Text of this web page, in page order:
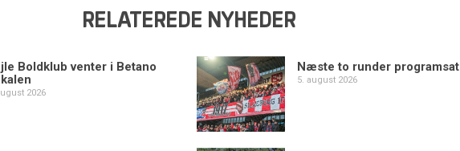
RELATEREDE NYHEDER
Boldklub venter i Betano
2026
Næste to runder programsat
5. august 2026